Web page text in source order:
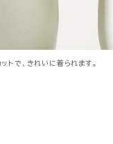
トで、きれいに着られます。